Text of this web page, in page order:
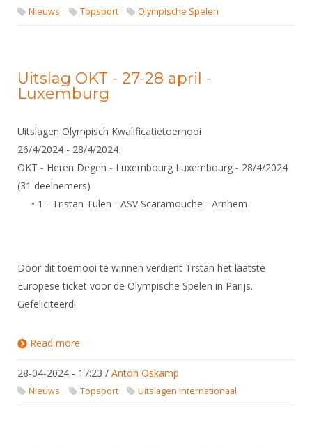
Nieuws Topsport Olympische Spelen
Uitslag OKT - 27-28 april -
Luxemburg
Uitslagen Olympisch Kwalificatietoernooi
26/4/2024 - 28/4/2024
OKT - Heren Degen - Luxembourg Luxembourg - 28/4/2024
(31 deelnemers)
• 1 - Tristan Tulen - ASV Scaramouche - Arnhem
Door dit toernooi te winnen verdient Trstan het laatste
Europese ticket voor de Olympische Spelen in Parijs.
Gefeliciteerd!
Read more
28-04-2024 - 17:23 / Anton Oskamp
Nieuws Topsport Uitslagen internationaal